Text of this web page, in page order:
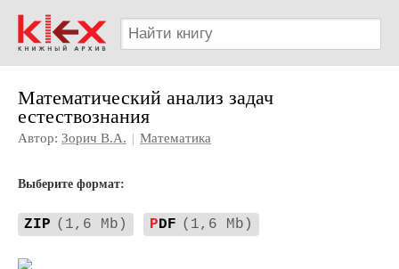
Математический анализ задач
естествознания
Автор: Зорич В.А. | Математика
Выберите формат:
ZIP (1,6 Mb) PDF (1,6 Mb)